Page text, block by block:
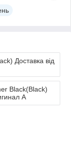
Доставка від
Black(Black)
A